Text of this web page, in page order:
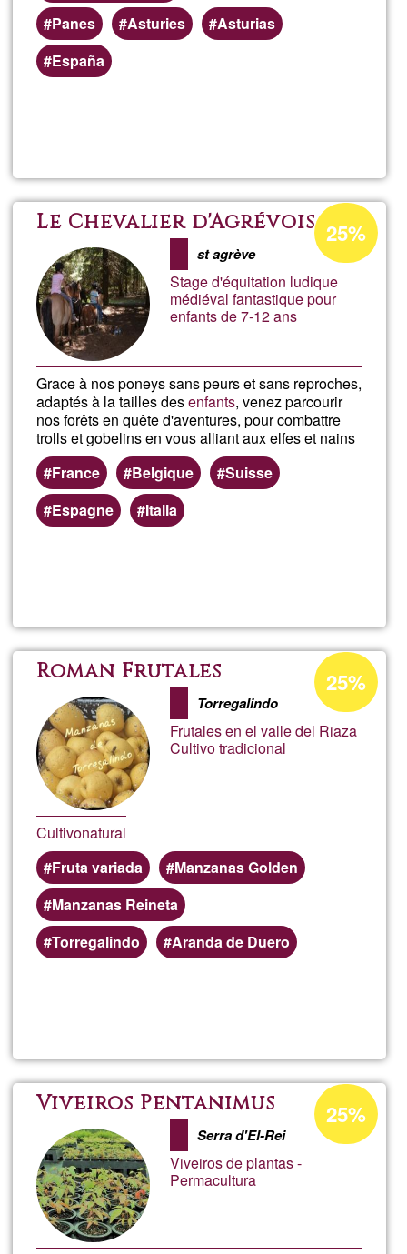
Panes
Asturies
Asturias
España
Le Chevalier d'Agrévois
st agrève
Stage d'équitation ludique
médiéval fantastique pour
enfants de 7-12 ans
Grace à nos poneys sans peurs et sans reproches,
adaptés à la tailles desenfants, venez parcourir
nos forêts en quête d'aventures, pour combattre
trolls et gobelins en vous alliant aux elfes et nains
France
Belgique
Suisse
Espagne
Italia
Percentatge
d'acceptació
de
G1
25%
Le
Roman Frutales
Torregalindo
Frutales en el valle del Riaza
Cultivo tradicional
Cultivonatural
Fruta variada
Manzanas Golden
Manzanas Reineta
Torregalindo
Aranda de Duero
Percentatge
d'acceptació
de
G1
25%
Viveiros Pentanimus
Serra d'El-Rei
Viveiros de plantas -
Permacultura
Percentatge
d'acceptació
de
25%